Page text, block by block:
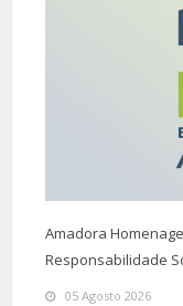
Amadora
Responsabilidade
05 Agosto 2026